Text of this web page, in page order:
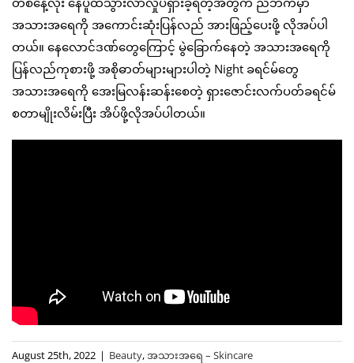
အသားအရေကို အကောင်းဆုံးပြန်လည် အားဖြည့်ပေးဖို့ လိုအပ်ပါ
တယ်။ နေလောင်ဒဏ်တွေကြောင့် မွဲခြောက်နေတဲ့ အသားအရေကို
ပြန်လည်ကုစားဖို့ အစိုဓာတ်များများပါတဲ့ Night ခရင်မ်တွေ
အသားအရေကို အေးမြလန်းဆန်းစေတဲ့ ရှားဇောင်းလက်ပတ်ခရင်မ်
စတာမျိုးလိမ်းပြီး အိပ်ဖို့လိုအပ်ပါတယ်။
August 25th, 2022 | Beauty,အသားအရေ – Skincare